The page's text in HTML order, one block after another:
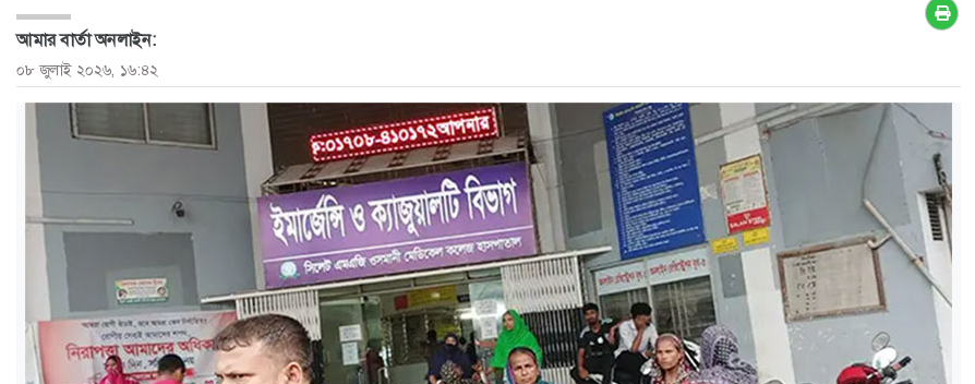
ধর্ম
ও
জীবন
মতামত
শিক্ষা
রাজধানী
আইন-
আদালত
আমার বার্তা অনলাইন:
০৮ জুলাই ২০২৬, ১৬:৪২